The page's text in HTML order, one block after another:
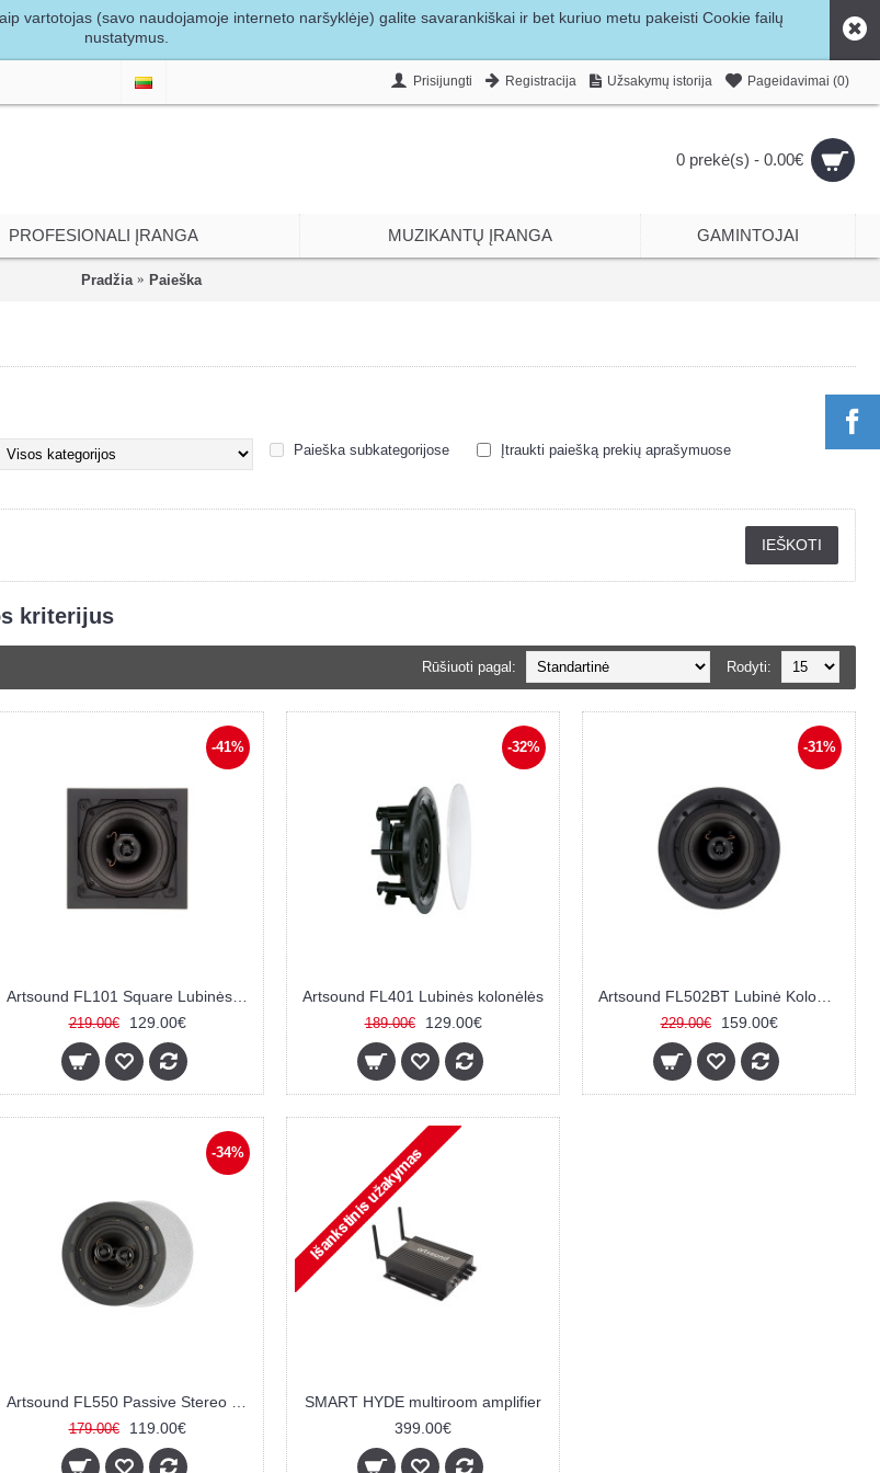
vartotojas (savo naudojamoje interneto naršyklėje) galite savarankiškai ir bet kuriuo metu pakeisti Cookie failų
nustatymus.
Prisijungti Registracija Užsakymų istorija Pageidavimai (0)
0 prekė(s) - 0.00€
PROFESIONALI ĮRANGA MUZIKANTŲ ĮRANGA GAMINTOJAI
Pradžia Paieška
Paieška subkategorijose Įtraukti paiešką prekių aprašymuose
kriterijus
Rodyti:
Rūšiuoti pagal:
-41%
219.00€ 129.00€
-32%
Artsound FL401 Lubinės kolonėlės
189.00€ 129.00€
-31%
229.00€ 159.00€
-34%
179.00€ 119.00€
SMART HYDE multiroom amplifier
399.00€